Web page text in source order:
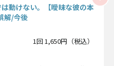
は動けない。【曖昧な彼の本
解/今後
1回 1,650円（税込）